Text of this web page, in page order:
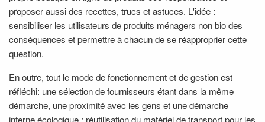
proposer aussi des recettes, trucs et astuces. L'idée :
sensibiliser les utilisateurs de produits ménagers non bio des
conséquences et permettre à chacun de se réapproprier cette
question.
En outre, tout le mode de fonctionnement et de gestion est
réfléchi: une sélection de fournisseurs étant dans la même
démarche, une proximité avec les gens et une démarche
interne écologique : réutilisation du matériel de transport pour les